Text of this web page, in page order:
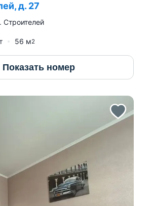
д. 27
Строителей
56 м2
Показать номер